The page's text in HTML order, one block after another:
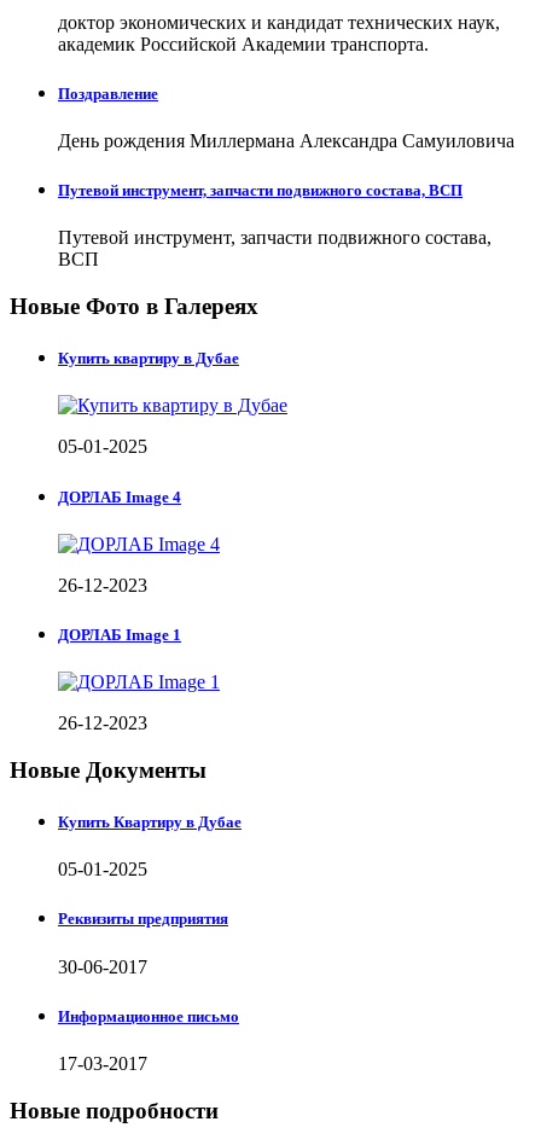
доктор экономических и кандидат технических наук,
академик Российской Академии транспорта.
Поздравление
День рождения Миллермана Александра Самуиловича
Путевой инструмент, запчасти подвижного состава, ВСП
Путевой инструмент, запчасти подвижного состава,
ВСП
Новые Фото в Галереях
Купить квартиру в Дубае
05-01-2025
ДОРЛАБ Image 4
26-12-2023
ДОРЛАБ Image 1
26-12-2023
Новые Документы
Купить Квартиру в Дубае
05-01-2025
Реквизиты предприятия
30-06-2017
Информационное письмо
17-03-2017
Новые подробности